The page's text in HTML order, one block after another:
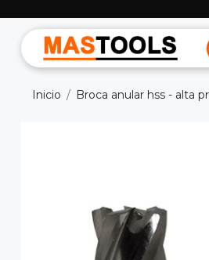
Inicio Broca anular hss - alta